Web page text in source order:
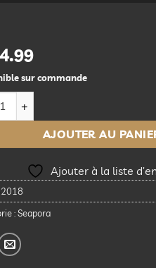
sur commande
AJOUTER AU
Ajouter à la liste
:Seapora